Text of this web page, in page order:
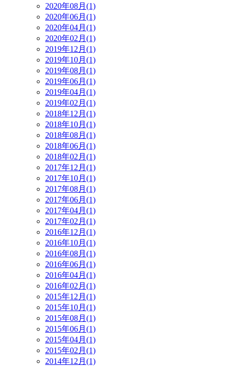
2020年08月(1)
2020年06月(1)
2020年04月(1)
2020年02月(1)
2019年12月(1)
2019年10月(1)
2019年08月(1)
2019年06月(1)
2019年04月(1)
2019年02月(1)
2018年12月(1)
2018年10月(1)
2018年08月(1)
2018年06月(1)
2018年02月(1)
2017年12月(1)
2017年10月(1)
2017年08月(1)
2017年06月(1)
2017年04月(1)
2017年02月(1)
2016年12月(1)
2016年10月(1)
2016年08月(1)
2016年06月(1)
2016年04月(1)
2016年02月(1)
2015年12月(1)
2015年10月(1)
2015年08月(1)
2015年06月(1)
2015年04月(1)
2015年02月(1)
2014年12月(1)